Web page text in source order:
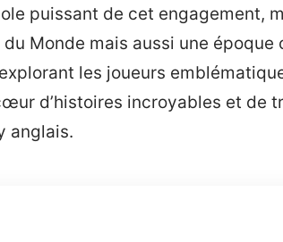
puissant de cet engagement,
du Monde mais aussi une époque
les joueurs
d’histoires incroyables et de
anglais.